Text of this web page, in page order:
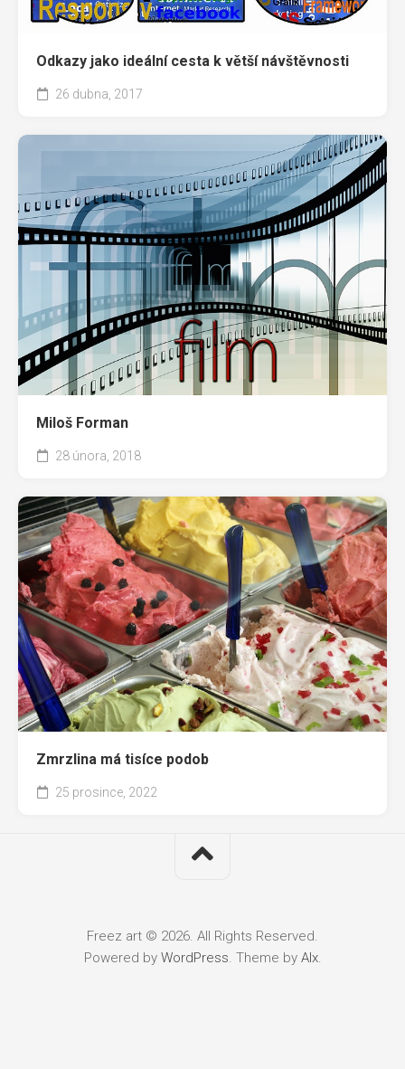
Odkazy jako ideální cesta k větší návštěvnosti
26 dubna, 2017
Miloš Forman
28 února, 2018
Zmrzlina má tisíce podob
25 prosince, 2022
Freez art © 2026. All Rights Reserved.
Powered by WordPress . Theme by Alx.